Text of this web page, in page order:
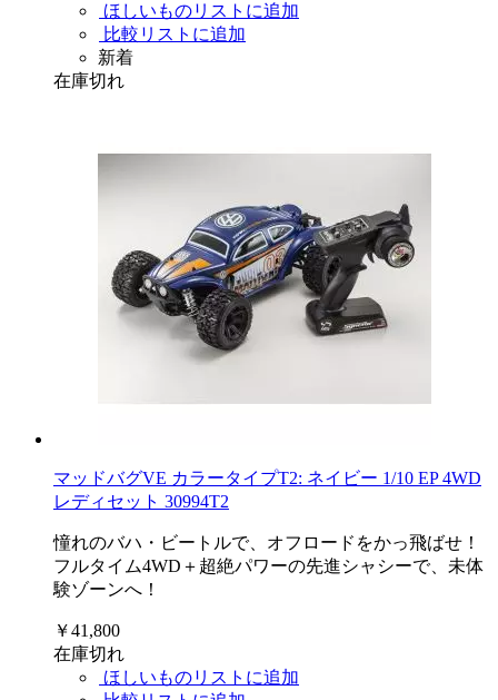
ほしいものリストに追加
比較リストに追加
新着
在庫切れ
マッドバグVE カラータイプT2: ネイビー 1/10 EP 4WD
レディセット 30994T2
憧れのバハ・ビートルで、オフロードをかっ飛ばせ！
フルタイム4WD＋超絶パワーの先進シャシーで、未体
験ゾーンへ！
￥41,800
在庫切れ
ほしいものリストに追加